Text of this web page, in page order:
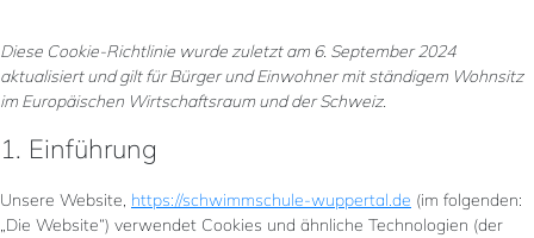
Diese Cookie-Richtlinie wurde zuletzt am 6. September 2024
aktualisiert und gilt für Bürger und Einwohner mit ständigem Wohnsitz
im Europäischen Wirtschaftsraum und der Schweiz.
1. Einführung
Unsere Website, https://schwimmschule-wuppertal.de (im folgenden:
„Die Website“) verwendet Cookies und ähnliche Technologien (der